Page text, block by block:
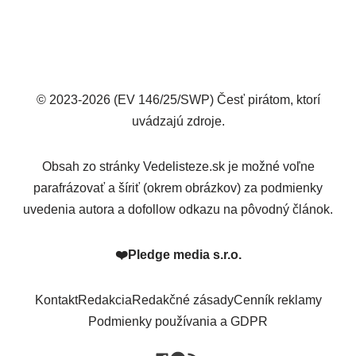
© 2023-2026 (EV 146/25/SWP) Česť pirátom, ktorí
uvádzajú zdroje.
Obsah zo stránky Vedelisteze.sk je možné voľne
parafrázovať a šíriť (okrem obrázkov) za podmienky
uvedenia autora a dofollow odkazu na pôvodný článok.
❤️Pledge media s.r.o.
KontaktRedakciaRedakčné zásadyCenník reklamy
Podmienky používania a GDPR